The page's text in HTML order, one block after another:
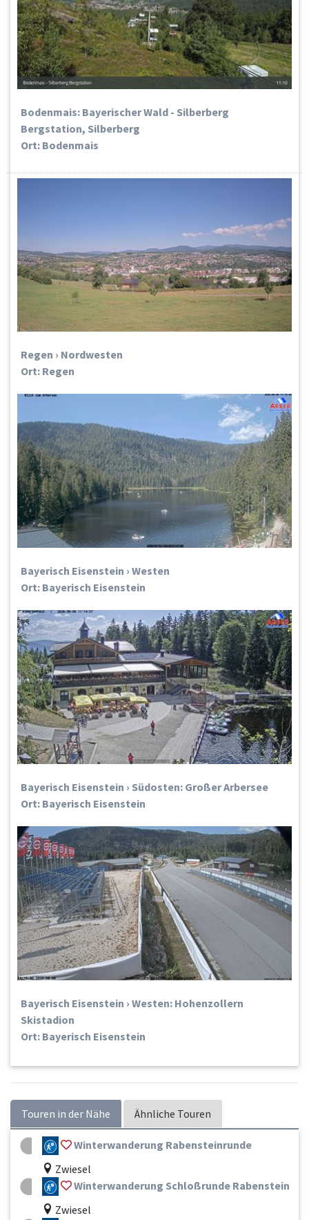
Bodenmais: Bayerischer Wald - Silberberg
Bergstation, Silberberg
Ort: Bodenmais
Regen › Nordwesten
Ort: Regen
Bayerisch Eisenstein › Westen
Ort: Bayerisch Eisenstein
Bayerisch Eisenstein › Südosten: Großer Arbersee
Ort: Bayerisch Eisenstein
Bayerisch Eisenstein › Westen: Hohenzollern
Skistadion
Ort: Bayerisch Eisenstein
Touren in der Nähe Ähnliche Touren
Winterwanderung Rabensteinrunde
Zwiesel
Winterwanderung Schloßrunde Rabenstein
Zwiesel